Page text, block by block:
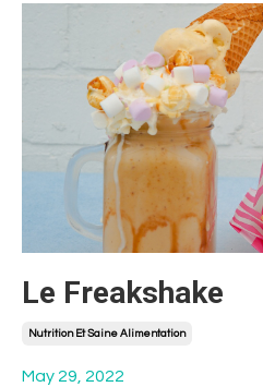
Le Freakshake
Nutrition Et Saine Alimentation
May 29, 2022